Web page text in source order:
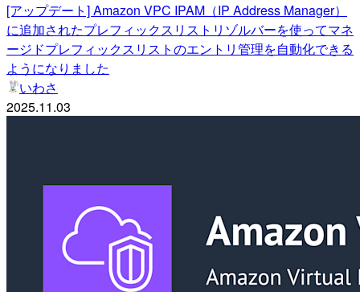
[アップデート] Amazon VPC IPAM（IP Address Manager）
に追加されたプレフィックスリストリゾルバーを使ってマネ
ージドプレフィックスリストのエントリ管理を自動化できる
ようになりました
いわさ
2025.11.03